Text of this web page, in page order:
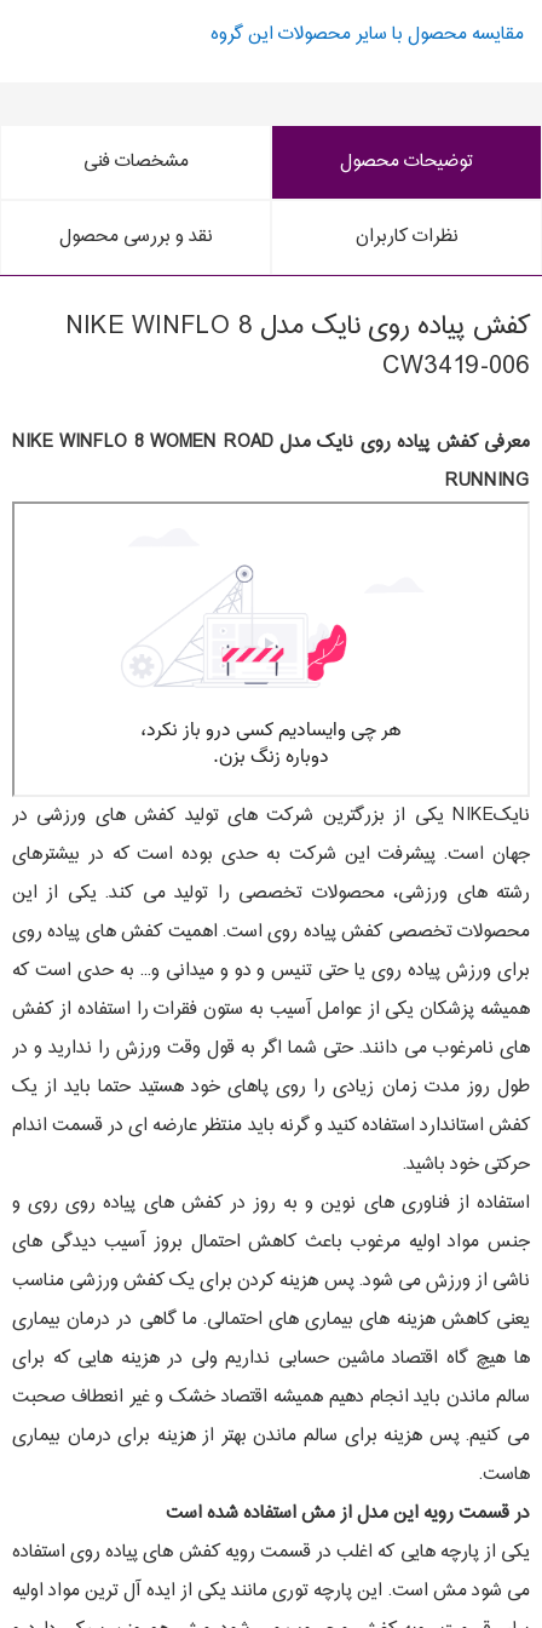
مقایسه محصول با سایر محصولات این گروه
توضیحات محصول مشخصات فنی
نظرات کاربران نقد و بررسی محصول
کفش پیاده روی نایک مدل NIKE WINFLO 8
CW3419-006
معرفی کفش پیاده روی نایک مدل NIKE WINFLO 8 WOMEN ROAD
RUNNING
نایکNIKE یکی از بزرگترين شرکت های تولید کفش های ورزشی در
جهان است. پیشرفت این شرکت به حدی بوده است که در بیشترهای
رشته های ورزشی، محصولات تخصصی را تولید می کند. یکی از این
محصولات تخصصی کفش پیاده روی است. اهمیت کفش های پیاده روی
برای ورزش پیاده روی یا حتی تنیس و دو و میدانی و... به حدی است که
همیشه پزشکان یکی از عوامل آسیب به ستون فقرات را استفاده از کفش
های نامرغوب می دانند. حتی شما اگر به قول وقت ورزش را ندارید و در
طول روز مدت زمان زیادی را روی پاهای خود هستید حتما باید از یک
کفش استاندارد استفاده کنید و گرنه باید منتظر عارضه ای در قسمت اندام
حرکتی خود باشید.
استفاده از فناوری های نوین و به روز در کفش های پیاده روی روی و
جنس مواد اولیه مرغوب باعث کاهش احتمال بروز آسیب دیدگی های
ناشی از ورزش می شود. پس هزینه کردن برای یک کفش ورزشی مناسب
یعنی کاهش هزینه های بیماری های احتمالی. ما گاهی در درمان بیماری
ها هیچ گاه اقتصاد ماشین حسابی نداریم ولی در هزینه هایی که برای
سالم ماندن باید انجام دهیم همیشه اقتصاد خشک و غیر انعطاف صحبت
می کنیم. پس هزینه برای سالم ماندن بهتر از هزینه برای درمان بیماری
هاست.
در قسمت رویه این مدل از مش استفاده شده است
یکی از پارچه هایی که اغلب در قسمت رویه کفش های پیاده روی استفاده
می شود مش است. این پارچه توری مانند یکی از ایده آل ترین مواد اولیه